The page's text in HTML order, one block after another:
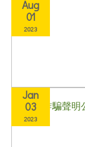
Aug
01
2023
反詐騙聲明
Jan
03
2023